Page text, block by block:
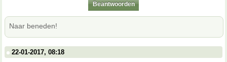
Beantwoorden
Naar beneden!
22-01-2017, 08:18